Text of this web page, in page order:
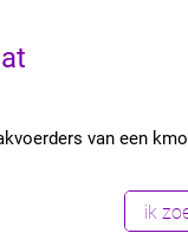
van een kmo